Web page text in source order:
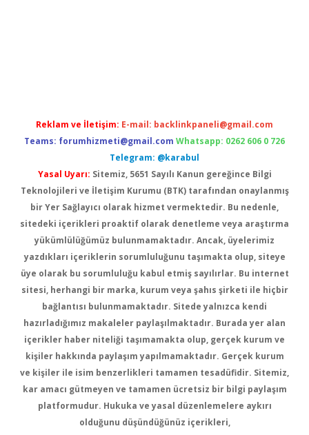
Reklam ve İletişim: E-mail: backlinkpaneli@gmail.com
Teams: forumhizmeti@gmail.com Whatsapp: 0262 606 0 726
Telegram: @karabul
Yasal Uyarı: Sitemiz, 5651 Sayılı Kanun gereğince Bilgi
Teknolojileri ve İletişim Kurumu (BTK) tarafından onaylanmış
bir Yer Sağlayıcı olarak hizmet vermektedir. Bu nedenle,
sitedeki içerikleri proaktif olarak denetleme veya araştırma
yükümlülüğümüz bulunmamaktadır. Ancak, üyelerimiz
yazdıkları içeriklerin sorumluluğunu taşımakta olup, siteye
üye olarak bu sorumluluğu kabul etmiş sayılırlar. Bu internet
sitesi, herhangi bir marka, kurum veya şahıs şirketi ile hiçbir
bağlantısı bulunmamaktadır. Sitede yalnızca kendi
hazırladığımız makaleler paylaşılmaktadır. Burada yer alan
içerikler haber niteliği taşımamakta olup, gerçek kurum ve
kişiler hakkında paylaşım yapılmamaktadır. Gerçek kurum
ve kişiler ile isim benzerlikleri tamamen tesadüfidir. Sitemiz,
kar amacı gütmeyen ve tamamen ücretsiz bir bilgi paylaşım
platformudur. Hukuka ve yasal düzenlemelere aykırı
olduğunu düşündüğünüz içerikleri,